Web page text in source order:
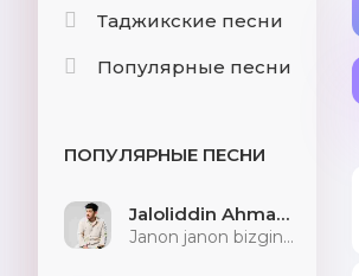
Таджикские песни
Популярные песни
ПОПУЛЯРНЫЕ ПЕСНИ
Jaloliddin Ahmadaliyev
Janon janon bizginani sog'indilarmu